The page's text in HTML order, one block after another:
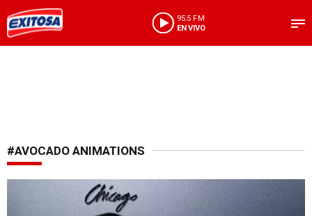
95.5 FM
EN VIVO
#AVOCADO ANIMATIONS
Revive el Rey del Pop